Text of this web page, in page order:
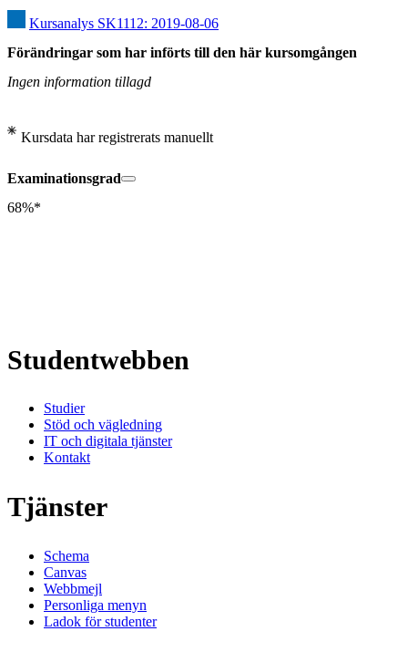
Kursanalys SK1112: 2019-08-06
Förändringar som har införts till den här kursomgången
Ingen information tillagd
Kursdata har registrerats manuellt
Examinationsgrad
68%*
Studentwebben
Studier
Stöd och vägledning
IT och digitala tjänster
Kontakt
Tjänster
Schema
Canvas
Webbmejl
Personliga menyn
Ladok för studenter